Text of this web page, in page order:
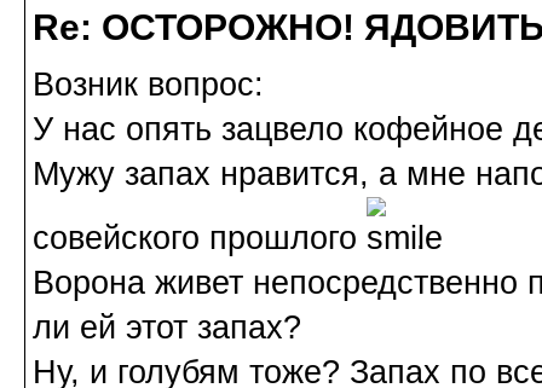
Re: ОСТОРОЖНО!
Возник вопрос:
У нас опять зацвело кофейное
Мужу запах нравится, а мне
совейского прошлого
.
Ворона живет
ли ей этот запах?
Ну, и голубям тоже? Запах по